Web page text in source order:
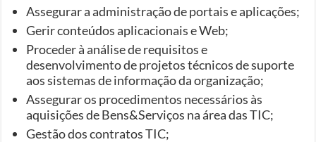
Assegurar a administração de portais e aplicações;
Gerir conteúdos aplicacionais e Web;
Proceder à análise de requisitos e
desenvolvimento de projetos técnicos de suporte
aos sistemas de informação da organização;
Assegurar os procedimentos necessários às
aquisições de Bens&Serviços na área das TIC;
Gestão dos contratos TIC;